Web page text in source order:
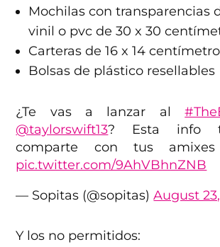
Mochilas con transparencias
vinil o pvc de 30 x 30
Carteras de 16 x 14
Bolsas de plástico resellables
¿Te vas a lanzar al
@taylorswift13? Esta info
comparte con tus
pic.twitter.com/9AhVBhnZNB
— Sopitas (@sopitas)August
Y los no permitidos: